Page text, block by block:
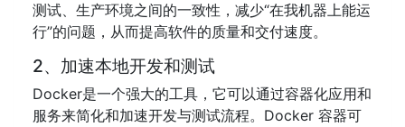
测试、生产环境之间的一致性，减少“在我机器上能运
行”的问题，从而提高软件的质量和交付速度。
2、加速本地开发和测试
Docker是一个强大的工具，它可以通过容器化应用和
服务来简化和加速开发与测试流程。Docker 容器可